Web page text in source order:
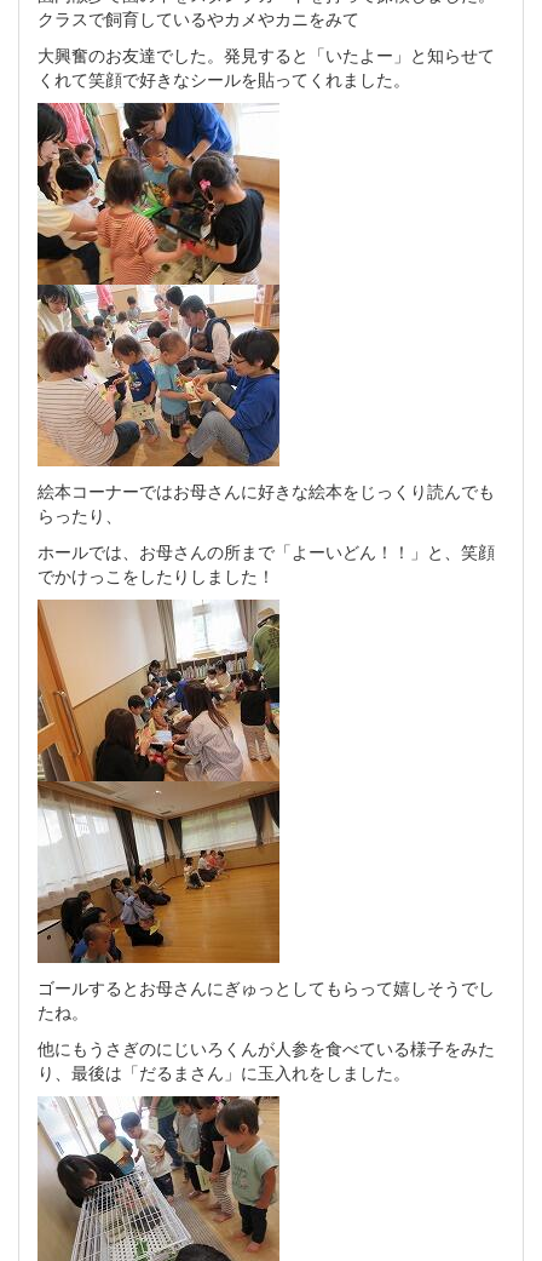
クラスで飼育しているやカメやカニをみて
大興奮のお友達でした。発見すると「いたよー」と知らせて
くれて笑顔で好きなシールを貼ってくれました。
絵本コーナーではお母さんに好きな絵本をじっくり読んでも
らったり、
ホールでは、お母さんの所まで「よーいどん！！」と、笑顔
でかけっこをしたりしました！
ゴールするとお母さんにぎゅっとしてもらって嬉しそうでし
たね。
他にもうさぎのにじいろくんが人参を食べている様子をみた
り、最後は「だるまさん」に玉入れをしました。